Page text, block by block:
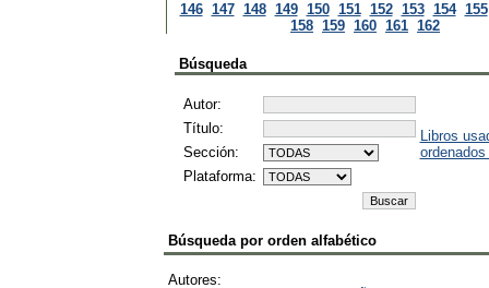
146 147 148 149 150 151 152 153 154 155
158 159 160 161 162
Búsqueda
Autor:
Título:
Sección:
Plataforma:
Libros
Búsqueda por orden alfabético
Autores: